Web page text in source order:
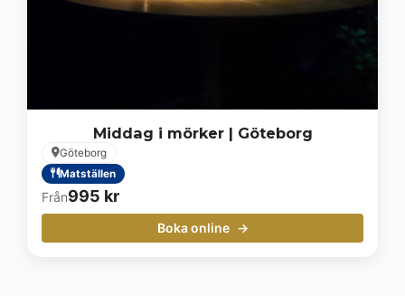
Middag i mörker | Göteborg
Göteborg
Matställen
Från995 kr
Boka online